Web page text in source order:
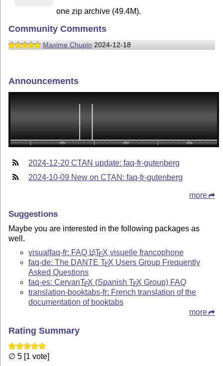
one zip archive (49.4M).
Community Comments
Maxime Chupin 2024-12-18
Announcements
2024-12-20 CTAN update: faq-fr-gutenberg
2024-10-09 New on CTAN: faq-fr-gutenberg
more
Suggestions
Maybe you are interested in the following packages as
well.
visualfaq-fr: FAQ LATEX visuelle francophone
faq-de: The DANTETEX Users Group Frequently
Asked Questions
faq-es: CervanTEX (SpanishTEX Group) FAQ
translation-booktabs-fr: French translation of the
documentation of booktabs
more
Rating Summary
∅ 5 [1 vote]